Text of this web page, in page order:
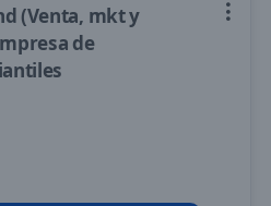
(Venta, mkt y
de